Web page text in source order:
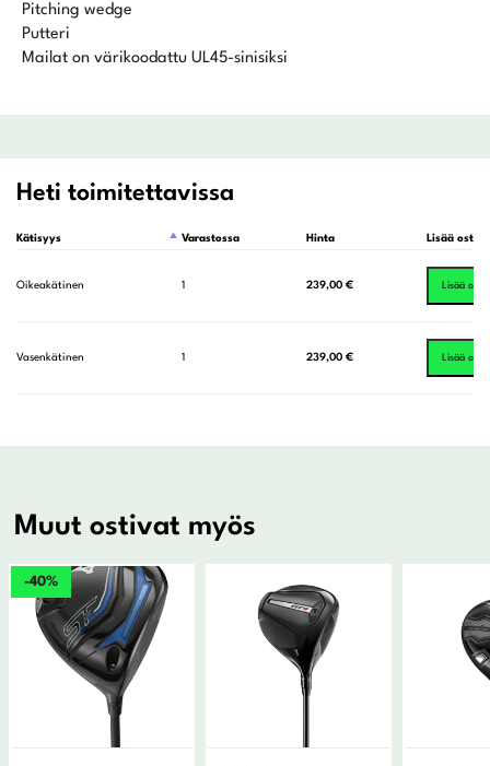
Pitching wedge
Putteri
Mailat on värikoodattu UL45-sinisiksi
Heti toimitettavissa
Kätisyys Varastossa Hinta Lisää
Oikeakätinen 1 239,00 € Lisää
Vasenkätinen 1 239,00 € Lisää
Muut ostivat myös
-40%